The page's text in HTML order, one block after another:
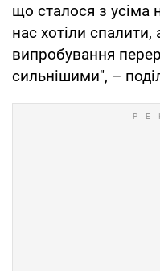
що сталося з усіма
нас хотіли
випробування
сильнішими", –